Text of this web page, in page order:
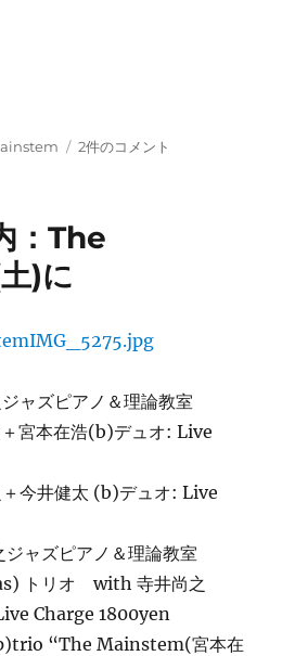
10/27
夜
の
2件のコメント
：The
)に
ャズピアノ＆理論教室
宮本在浩(b)デュオ: Live
今井健太 (b)デュオ: Live
ャズピアノ＆理論教室
トリオ with 寺井尚之
Charge 1800yen
“The Mainstem(宮本在